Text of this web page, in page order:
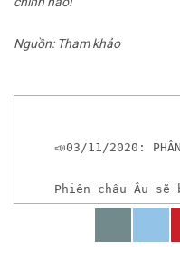
Nguồn: Tham khảo
📣03/11/2020:
Phiên châu Âu
𝘟𝘦𝘮 𝘤𝘩𝘪 𝘵𝘪ế𝘵: